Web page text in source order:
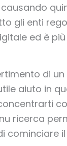
gli enti
ed è
di
aiuto in
ricerca
cominciare